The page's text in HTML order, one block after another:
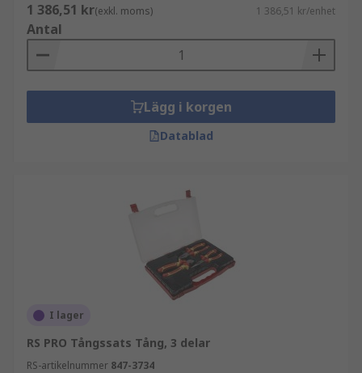
1 386,51 kr(exkl. moms) 1 386,51 kr/enhet
Antal
Lägg i korgen
Datablad
I lager
RS PRO Tångssats Tång, 3 delar
RS-artikelnummer 847-3734